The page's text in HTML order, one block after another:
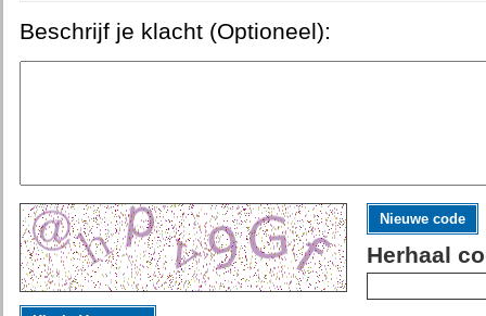
Beschrijf je klacht (Optioneel):
Nieuwe code
Herhaal